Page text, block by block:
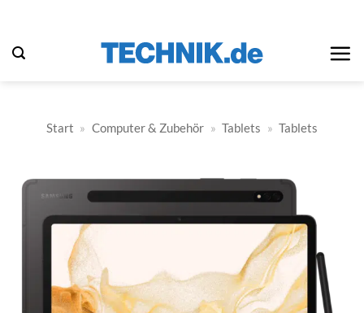
springen
Start » Computer & Zubehör » Tablets » Tablets